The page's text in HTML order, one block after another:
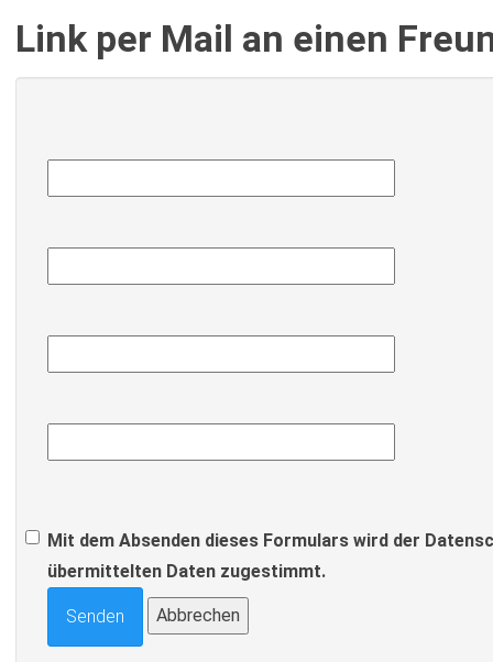
Link per Mail an einen
Mit dem Absenden dieses Formulars wird der
übermittelten Daten zugestimmt.
Senden Abbrechen